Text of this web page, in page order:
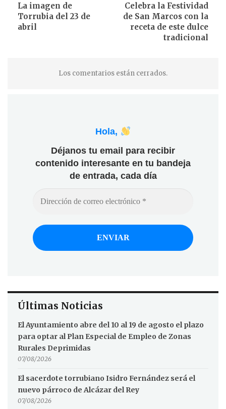
La imagen de
Torrubia del 23 de
abril
Celebra la Festividad
de San Marcos con la
receta de este dulce
tradicional
Los comentarios están cerrados.
Hola,
Déjanos tu email para recibir
contenido interesante en tu bandeja
de entrada, cada día
Últimas Noticias
El Ayuntamiento abre del 10 al 19 de agosto el plazo
para optar al Plan Especial de Empleo de Zonas
Rurales Deprimidas
07/08/2026
El sacerdote torrubiano Isidro Fernández será el
nuevo párroco de Alcázar del Rey
07/08/2026